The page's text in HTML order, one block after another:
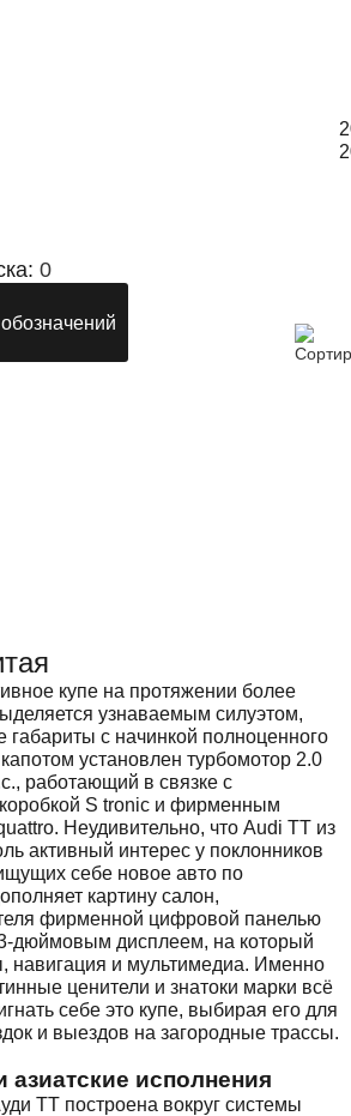
0
купе на протяжении более
узнаваемым силуэтом,
габариты с начинкой полноценного
установлен турбомотор 2.0
работающий в связке с
S tronic и фирменным
Неудивительно, что Audi TT из
активный интерес у поклонников
себе новое авто по
картину салон,
фирменной цифровой панелью
дюймовым дисплеем, на который
навигация и мультимедиа. Именно
ценители и знатоки марки всё
себе это купе, выбирая его для
и выездов на загородные трассы.
азиатские исполнения
ТТ построена вокруг системы